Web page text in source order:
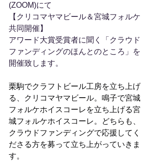
(ZOOM)にて
【クリコマヤマビール＆宮城フォルケ
共同開催】
アワード大賞受賞者に聞く「クラウド
ファンディングのほんとのところ」を
開催致します。
栗駒でクラフトビール工房を立ち上げ
る、クリコマヤマビール。鳴子で宮城
フォルケホイスコーレを立ち上げる宮
城フォルケホイスコーレ。どちらも、
クラウドファンディングで応援してく
ださる方を募って立ち上がっていきま
す。